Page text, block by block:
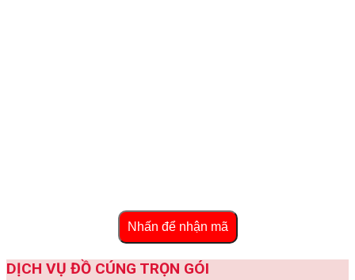
Nhấn để nhận mã
DỊCH VỤ ĐỒ CÚNG TRỌN GÓI